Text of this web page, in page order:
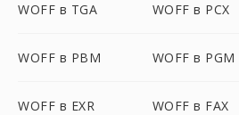
WOFF в TGA WOFF в PCX
WOFF в PBM WOFF в PGM
WOFF в EXR WOFF в FAX